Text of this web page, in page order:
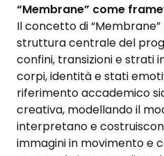
“Membrane” come
Il concetto di
struttura centrale del
confini, transizioni e strati
corpi, identità e stati
riferimento accademico
creativa, modellando il
interpretano e
immagini in movimento e